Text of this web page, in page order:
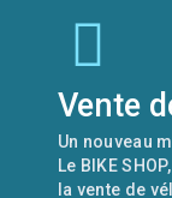
Vente
Un nouveau
Le BIKE
la vente de